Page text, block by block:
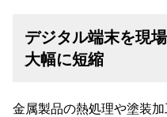
デジタル端末を現
大幅に短縮
金属製品の熱処理や塗装